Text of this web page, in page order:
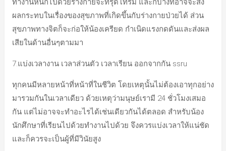
ทำงานหนักไปด้วยร่างกายจะทรุดโทรม และก็บางทีอาจจะส่ง
ผลกระทบในเรื่องของสุขภาพที่เกิดขึ้นกับร่างกายป่วยได้ ส่วน
สุขภาพทางจิตก็จะก่อให้น้องเครียด กำเนิดแรงกดดันและส่งผล
เสียในด้านอื่นๆตามมา
7.แบ่งเวลางาน เวลาส่วนตัว เวลาเรียน ออกจากกัน ssru
ทุกคนมีหลายหน้าที่หน้าที่ในชีวิต โดยเหตุนั้นไม่ต้องเอาทุกอย่าง
มารวมกันในเวลาเดียว ด้วยเหตุว่ามนุษย์เรามี 24 ชั่วโมงเสมอ
กัน แต่ไม่อาจจะทำอะไรได้เช่นเดียวกันได้ตลอด สำหรับน้อง
นักศึกษาที่เรียนไปด้วยทำงานไปด้วย จึงควรแบ่งเวลาให้แน่ชัด
และก็ควรจะเป็นผู้ที่มีวินัยสูง